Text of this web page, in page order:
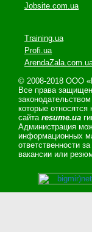
Jobsite.com.ua
Training.ua
Profi.ua
© 2008-2018 ООО
Все права
которые
сайта resume.ua
Администрация
информационных
ответственности
вакансии или